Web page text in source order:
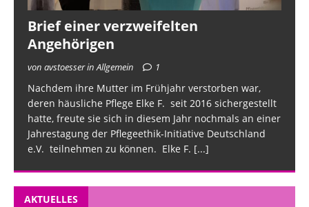
Brief einer verzweifelten
Angehörigen
von avstoesser in Allgemein 1
Nachdem ihre Mutter im Frühjahr verstorben war,
deren häusliche Pflege Elke F. seit 2016 sichergestellt
hatte, freute sie sich in diesem Jahr nochmals an einer
Jahrestagung der Pflegeethik-Initiative Deutschland
e.V. teilnehmen zu können. Elke F. [...]
AKTUELLES